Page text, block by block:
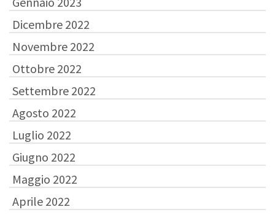
Dicembre 2022
Novembre 2022
Ottobre 2022
Settembre 2022
Agosto 2022
Luglio 2022
Giugno 2022
Maggio 2022
Aprile 2022